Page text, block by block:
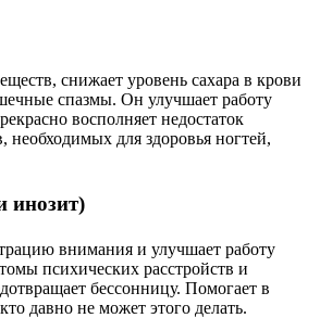
снижает уровень сахара в крови
спазмы. Он улучшает работу
восполняет недостаток
необходимых для здоровья ногтей,
инозит)
внимания и улучшает работу
психических расстройств и
бессонницу. Помогает в
давно не может этого делать.